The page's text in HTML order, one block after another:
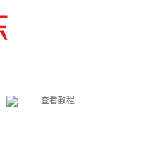
查看教程